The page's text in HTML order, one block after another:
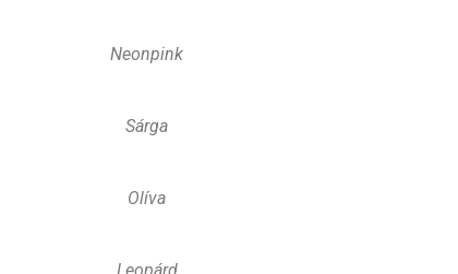
Neonpink
Sárga
Olíva